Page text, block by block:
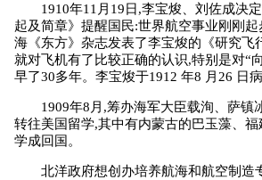
1910年11月19日,李宝焌、刘佐成决定
起及简章》提醒国民:世界航空事业刚刚
海《东方》杂志发表了李宝焌的《研究
就对飞机有了比较正确的认识,特别是对“
早了30多年。李宝焌于1912 年8 月26 日
1909年8月,筹办海军大臣载洵、萨镇
转往美国留学,其中有内蒙古的巴玉藻、
学成回国。
北洋政府想创办培养航海和航空制造